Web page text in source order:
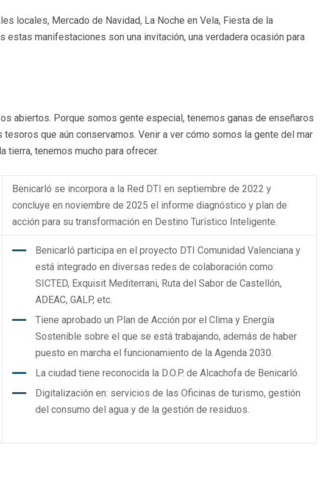
locales, Mercado de Navidad, La Noche en Vela, Fiesta de la
estas manifestaciones son una invitación, una verdadera ocasión para
abiertos. Porque somos gente especial, tenemos ganas de enseñaros
que aún conservamos. Venir a ver cómo somos la gente del mar
tierra, tenemos mucho para ofrecer.
Benicarló se incorpora a la Red DTI en septiembre de 2022 y
concluye en noviembre de 2025 el informe diagnóstico y plan de
acción para su transformación en Destino Turístico Inteligente.
Benicarló participa en el proyecto DTI Comunidad Valenciana y
está integrado en diversas redes de colaboración como:
SICTED, Exquisit Mediterrani, Ruta del Sabor de Castellón,
ADEAC, GALP, etc.
Tiene aprobado un Plan de Acción por el Clima y Energía
Sostenible sobre el que se está trabajando, además de haber
puesto en marcha el funcionamiento de la Agenda 2030.
La ciudad tiene reconocida la D.O.P. de Alcachofa de Benicarló.
Digitalización en: servicios de las Oficinas de turismo, gestión
del consumo del agua y de la gestión de residuos.